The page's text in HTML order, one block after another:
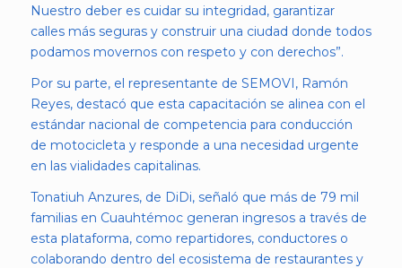
Nuestro deber es cuidar su integridad, garantizar
calles más seguras y construir una ciudad donde todos
podamos movernos con respeto y con derechos”.
Por su parte, el representante de SEMOVI, Ramón
Reyes, destacó que esta capacitación se alinea con el
estándar nacional de competencia para conducción
de motocicleta y responde a una necesidad urgente
en las vialidades capitalinas.
Tonatiuh Anzures, de DiDi, señaló que más de 79 mil
familias en Cuauhtémoc generan ingresos a través de
esta plataforma, como repartidores, conductores o
colaborando dentro del ecosistema de restaurantes y